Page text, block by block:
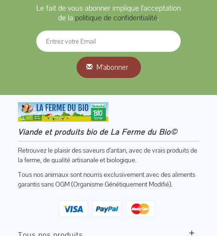
Le fait de vous abonner implique l'acceptation
de la politique de confidentialité.
M'abonner
Viande et produits bio de La Ferme du Bio©
Retrouvez le plaisir des saveurs d’antan, avec de vrais produits de
la ferme, de qualité artisanale et biologique.
Tous nos animaux sont nourris exclusivement avec des aliments
garantis sans OGM (Organisme Génétiquement Modifié).
+